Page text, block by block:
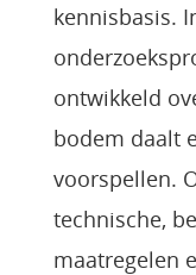
kennisbasis.
ontwikkeld
bodem daalt
voorspellen.
technische,
maatregelen